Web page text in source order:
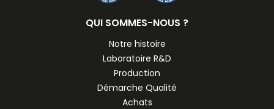
QUI SOMMES-NOUS ?
Notre histoire
Laboratoire R&D
Production
Démarche Qualité
Achats